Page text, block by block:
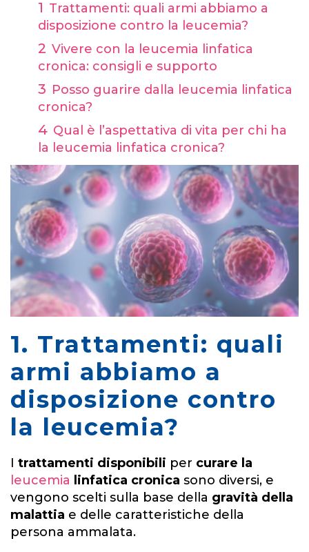
Trattamenti: quali armi abbiamo a
disposizione contro la leucemia?
Vivere con la leucemia linfatica
cronica: consigli e supporto
Posso guarire dalla leucemia linfatica
cronica?
Qual è l’aspettativa di vita per chi ha
la leucemia linfatica cronica?
1. Trattamenti: quali
armi abbiamo a
disposizione contro
la leucemia?
I trattamenti disponibili per curare la
leucemia linfatica cronica sono diversi, e
vengono scelti sulla base della gravità della
malattia e delle caratteristiche della
persona ammalata.